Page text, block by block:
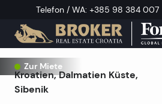
Telefon / WA: +385 98 384 007
Zur Miete
Kroatien,Dalmatien Küste,
Sibenik